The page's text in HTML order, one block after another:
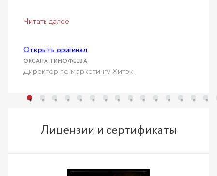
Читать далее
Открыть оригинал
ОКСАНА ТИМОФЕЕВА
Директор по маркетингу Хитэк
Лицензии и сертификаты